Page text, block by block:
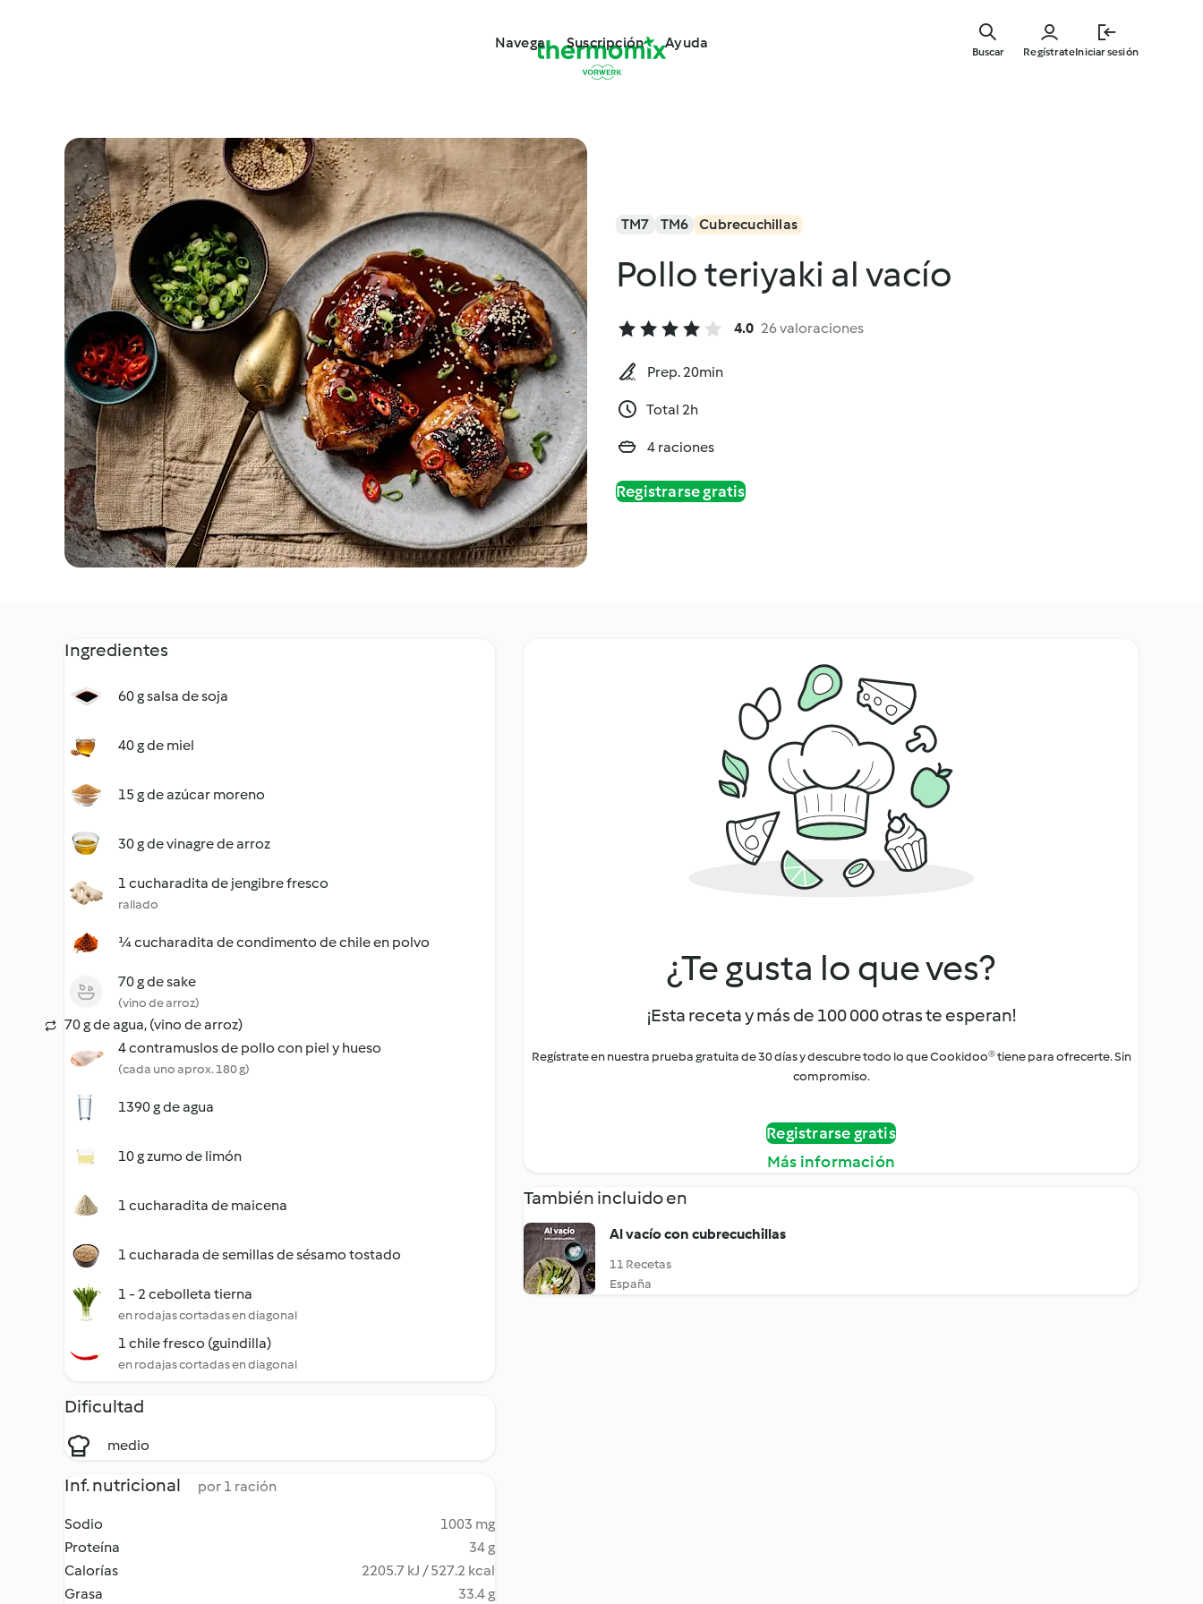
Navega Suscripción Ayuda
RegístrateIniciar sesión
Buscar
TM7 TM6 Cubrecuchillas
Pollo teriyaki al vacío
4.0 26 valoraciones
Prep. 20min
Total 2h
4 raciones
Registrarse gratis
Ingredientes
60 g salsa de soja
40 g de miel
15 g de azúcar moreno
30 g de vinagre de arroz
1 cucharadita de jengibre fresco
rallado
¼ cucharadita de condimento de chile en polvo
70 g de sake
(vino de arroz)
70 g de agua, (vino de arroz)
4 contramuslos de pollo con piel y hueso
(cada uno aprox. 180 g)
1390 g de agua
10 g zumo de limón
1 cucharadita de maicena
1 cucharada de semillas de sésamo tostado
1 - 2 cebolleta tierna
en rodajas cortadas en diagonal
1 chile fresco (guindilla)
en rodajas cortadas en diagonal
Dificultad
medio
Inf. nutricional por 1 ración
Sodio
1003 mg
Proteína
34 g
Calorías
2205.7 kJ / 527.2 kcal
Grasa
33.4 g
¿Te gusta lo que ves?
¡Esta receta y más de 100 000 otras te esperan!
Regístrate en nuestra prueba gratuita de 30 días y descubre todo lo que Cookidoo® tiene para ofrecerte. Sin
compromiso.
Registrarse gratis
Más información
También incluido en
Al vacío con cubrecuchillas
11 Recetas
España